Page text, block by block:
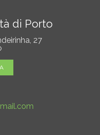
di Porto
27